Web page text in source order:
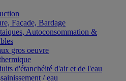
Façade, Bardage
Autoconsommation &
gros oeuvre
d'étanchéité d'air et de l'eau
/ eau